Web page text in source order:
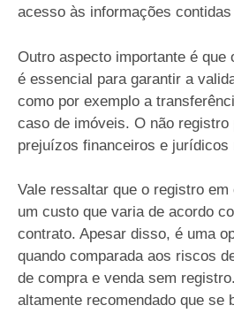
acesso às informações contidas
Outro aspecto importante é que
é essencial para garantir a
como por exemplo a
caso de imóveis. O não registro
prejuízos financeiros e jurídicos
Vale ressaltar que o registro
um custo que varia de acordo
contrato. Apesar disso, é uma
quando comparada aos riscos
de compra e venda sem
altamente recomendado que se